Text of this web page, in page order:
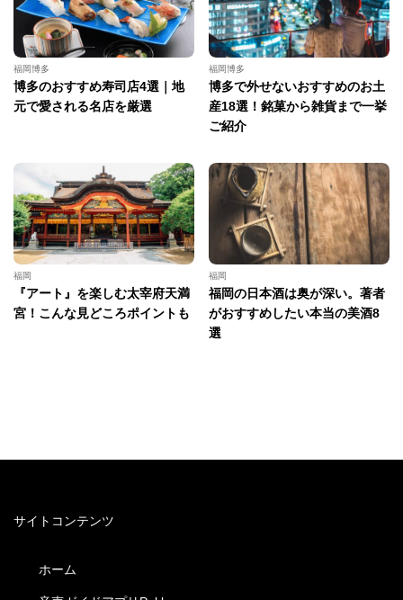
福岡博多
博多のおすすめ寿司店4選｜地
元で愛される名店を厳選
福岡博多
博多で外せないおすすめのお土
産18選！銘菓から雑貨まで一挙
ご紹介
福岡
『アート』を楽しむ太宰府天満
宮！こんな見どころポイントも
福岡
福岡の日本酒は奥が深い。著者
がおすすめしたい本当の美酒8
選
サイトコンテンツ
ホーム